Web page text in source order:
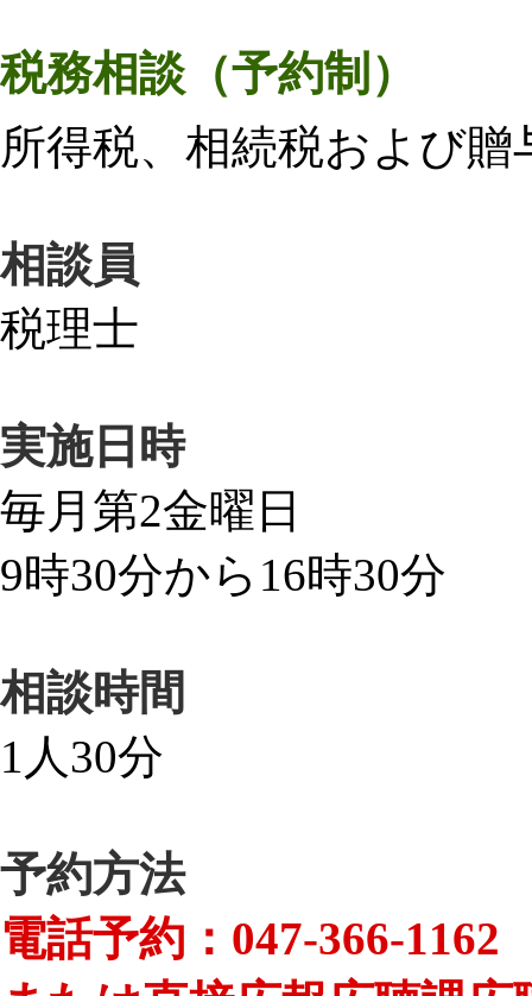
税務相談（予約制）
所得税、相続税および贈
相談員
税理士
実施日時
毎月第2金曜日
9時30分から16時30分
相談時間
1人30分
予約方法
電話予約： 047-366-1162